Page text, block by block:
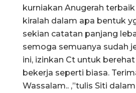
kurniakan Anugerah
kiralah dalam apa bentuk
sekian catatan panjang
semoga semuanya sudah
ini, izinkan Ct untuk
bekerja seperti biasa.
Wassalam.. ,”tulis Siti